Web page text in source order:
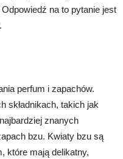
na to pytanie jest
perfum i zapachów.
składnikach, takich jak
znanych
bzu. Kwiaty bzu są
które mają delikatny,